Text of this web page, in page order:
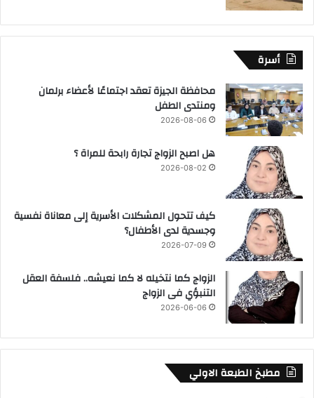
أسرة
محافظة الجيزة تعقد اجتماعًا لأعضاء برلمان
ومنتدى الطفل
2026-08-06
هل اصبح الزواج تجارة رابحة للمراة ؟
2026-08-02
كيف تتحول المشكلات الأسرية إلى معاناة نفسية
وجسدية لدى الأطفال؟
2026-07-09
الزواج كما نتخيله لا كما نعيشه.. فلسفة العقل
التنبؤي فى الزواج
2026-06-06
مطبخ الطبعة الاولي